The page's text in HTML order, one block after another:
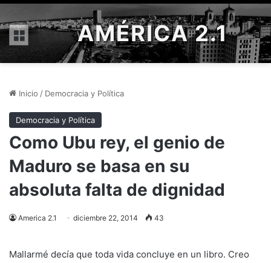
Menú AMÉRICA 2.1
Inicio / Democracia y Política
Democracia y Política
Como Ubu rey, el genio de
Maduro se basa en su
absoluta falta de dignidad
America 2.1 diciembre 22, 2014 43
Mallarmé decía que toda vida concluye en un libro. Creo